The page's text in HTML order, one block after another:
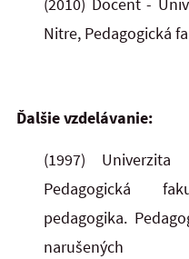
Nitre, Pedagogická
Ďalšie vzdelávanie:
(1997) Univerzita
Pedagogická
pedagogika.
narušených